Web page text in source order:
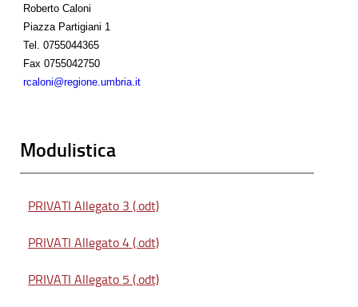
Roberto Caloni
Piazza Partigiani 1
Tel. 0755044365
Fax 0755042750
rcaloni@regione.umbria.it
Modulistica
PRIVATI Allegato 3 (.odt)
PRIVATI Allegato 4 (.odt)
PRIVATI Allegato 5 (.odt)